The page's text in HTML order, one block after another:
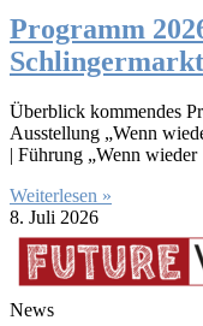
Programm
Schlingermarkt
Überblick kommendes
Ausstellung „Wenn
| Führung „Wenn wieder
Weiterlesen »
8. Juli 2026
News